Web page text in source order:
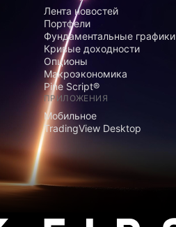
Лента новостей
Портфели
Фундаментальные графики
Кривые доходности
Опционы
Макроэкономика
Pine Script®
ПРИЛОЖЕНИЯ
Мобильное
TradingView Desktop